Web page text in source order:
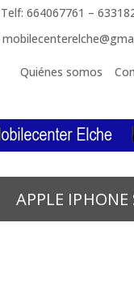
Telf: 664067761 –
Quiénes somos
APPLE IPHONE